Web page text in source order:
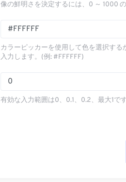
像の鮮明さを決定するには、0 ～ 1000 の
カラーピッカーを使用して色を選択する
入力します。(例: #FFFFFF)
有効な入力範囲は0、0.1、0.2、最大1で